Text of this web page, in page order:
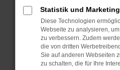
Veraltete Software birgt
Sicherheitsrisiko,
führen, dass
unterstützt werden.
Wende dich an den
Wenn du alle oben
Statistik und Marketing
Diese Technologien
Webseite zu analysieren,
zu verbessern. Zudem
die von dritten
Sie auf anderen Webseiten
zu schalten, die für Ihre